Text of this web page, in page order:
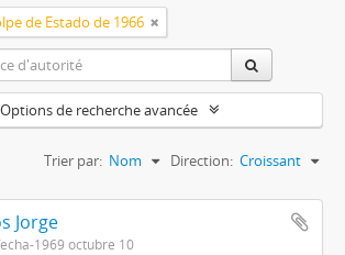
de Estado de 1966
Options de recherche avancée
Trier par: Nom Direction: Croissant
Jorge
1969 octubre 10